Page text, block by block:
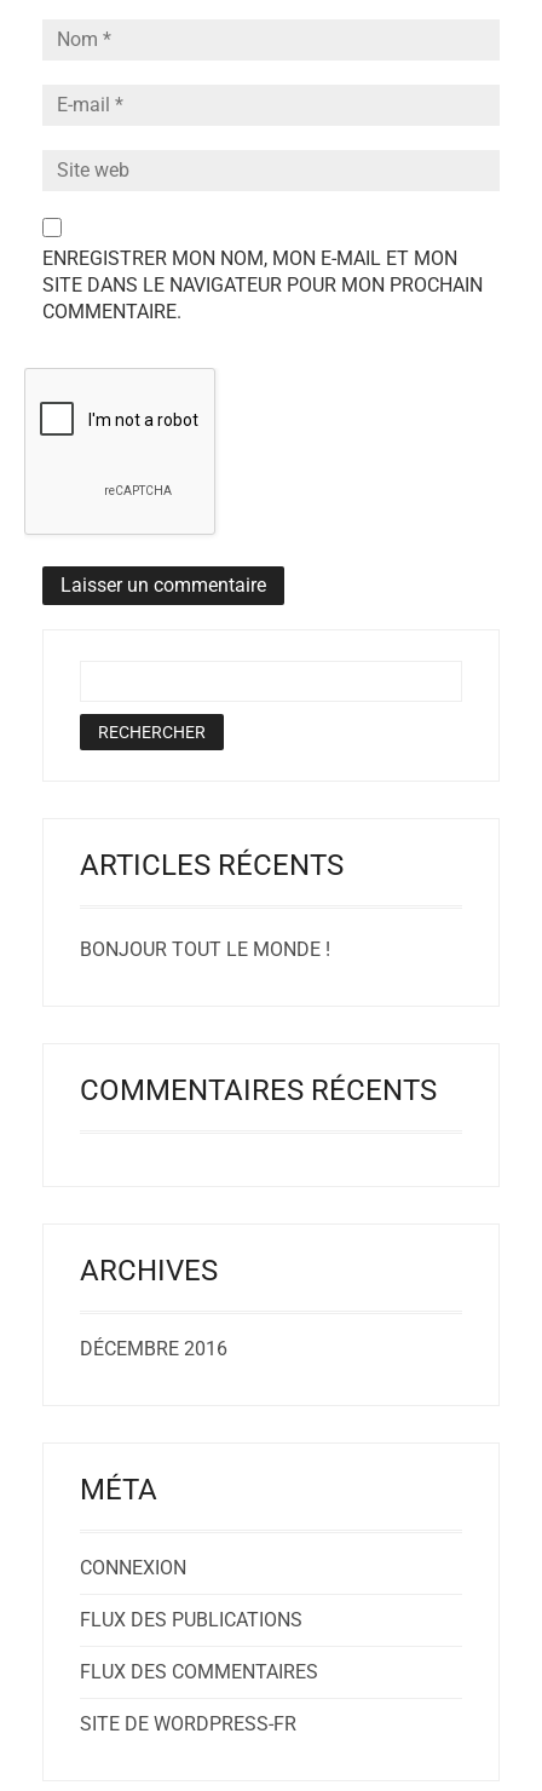
ENREGISTRER MON NOM, MON E-MAIL ET MON
SITE DANS LE NAVIGATEUR POUR MON PROCHAIN
COMMENTAIRE.
ARTICLES RÉCENTS
BONJOUR TOUT LE MONDE !
COMMENTAIRES RÉCENTS
ARCHIVES
DÉCEMBRE 2016
MÉTA
CONNEXION
FLUX DES PUBLICATIONS
FLUX DES COMMENTAIRES
SITE DE WORDPRESS-FR